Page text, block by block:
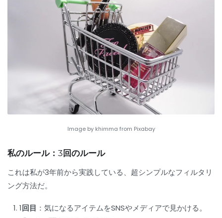
Image by khimma from Pixabay
私のルール：3回のルール
これは私が3年前から実践している、超シンプルなフィルタリ
ング方法だ。
1回目 ：気になるアイテムをSNSやメディアで見かける。